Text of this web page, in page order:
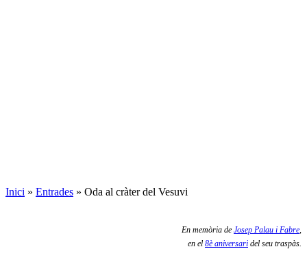
Inici » Entrades » Oda al cràter del Vesuvi
En memòria de Josep Palau i Fabre,
en el 8è aniversari del seu traspàs.